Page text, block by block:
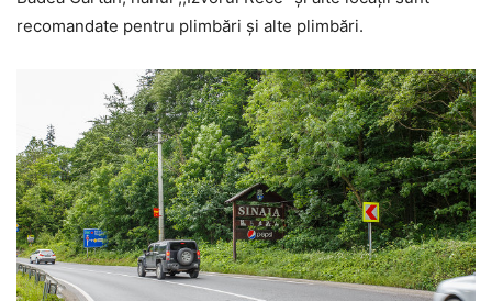
recomandate pentru plimbări și alte plimbări.